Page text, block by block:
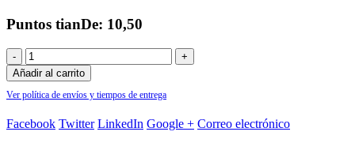
Puntos tianDe: 10,50
-
+
Añadir al carrito
Ver política de envíos y tiempos de entrega
Facebook Twitter LinkedIn Google + Correo electrónico